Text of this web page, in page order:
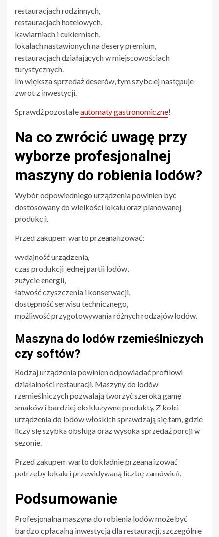
restauracjach rodzinnych,
restauracjach hotelowych,
kawiarniach i cukierniach,
lokalach nastawionych na desery premium,
restauracjach działających w miejscowościach
turystycznych.
Im większa sprzedaż deserów, tym szybciej następuje
zwrot z inwestycji.
Sprawdź pozostałeautomaty gastronomiczne!
Na co zwrócić uwagę przy
wyborze profesjonalnej
maszyny do robienia lodów?
Wybór odpowiedniego urządzenia powinien być
dostosowany do wielkości lokalu oraz planowanej
produkcji.
Przed zakupem warto przeanalizować:
wydajność urządzenia,
czas produkcji jednej partii lodów,
zużycie energii,
łatwość czyszczenia i konserwacji,
dostępność serwisu technicznego,
możliwość przygotowywania różnych rodzajów lodów.
Maszyna do lodów rzemieślniczych
czy softów?
Rodzaj urządzenia powinien odpowiadać profilowi
działalności restauracji. Maszyny do lodów
rzemieślniczych pozwalają tworzyć szeroką gamę
smaków i bardziej ekskluzywne produkty. Z kolei
urządzenia do lodów włoskich sprawdzają się tam, gdzie
liczy się szybka obsługa oraz wysoka sprzedaż porcji w
sezonie.
Przed zakupem warto dokładnie przeanalizować
potrzeby lokalu i przewidywaną liczbę zamówień.
Podsumowanie
Profesjonalna maszyna do robienia lodów może być
bardzo opłacalną inwestycją dla restauracji, szczególnie